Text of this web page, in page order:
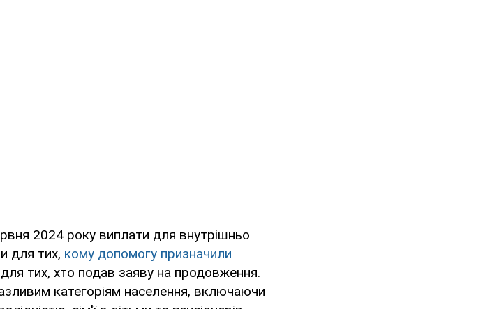
2024 року виплати для внутрішньо
для тих, кому допомогу призначили
тих, хто подав заяву на продовження.
категоріям населення, включаючи